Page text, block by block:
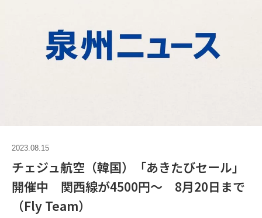
2023.08.15
チェジュ航空（韓国）「あきたびセール」
開催中 関西線が4500円～ 8月20日まで
（Fly Team）